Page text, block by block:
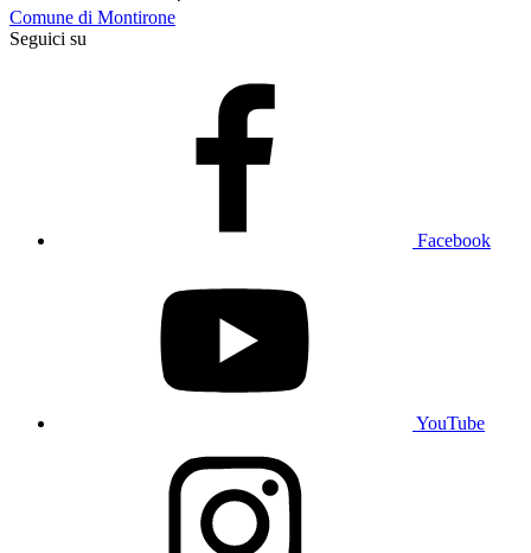
Comune di Montirone
Seguici su
Facebook
YouTube